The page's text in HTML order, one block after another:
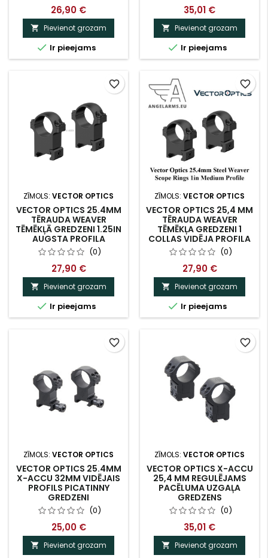
26,90 €
 Pievienot grozam
 Ir pieejams
35,01 €
 Pievienot grozam
 Ir pieejams
ZĪMOLS: VECTOR OPTICS
VECTOR OPTICS 25.4MM
TĒRAUDA WEAVER
TĒMĒKĻĀ GREDZENI 1.25IN
AUGSTA PROFILA
(0)
27,90 €
 Pievienot grozam
 Ir pieejams
favorite_border
ZĪMOLS: VECTOR OPTICS
VECTOR OPTICS 25,4 MM
TĒRAUDA WEAVER
TĒMĒKĻA GREDZENI 1
COLLAS VIDĒJA PROFILA
(0)
27,90 €
 Pievienot grozam
 Ir pieejams
favorite_border
ZĪMOLS: VECTOR OPTICS
VECTOR OPTICS 25.4MM
X-ACCU 32MM VIDĒJAIS
PROFILS PICATINNY
GREDZENI
(0)
25,00 €
 Pievienot grozam
favorite_border
ZĪMOLS: VECTOR OPTICS
VECTOR OPTICS X-ACCU
25,4 MM REGULĒJAMS
PACĒLUMA UZGAĻA
GREDZENS
(0)
35,01 €
 Pievienot grozam
favorite_border